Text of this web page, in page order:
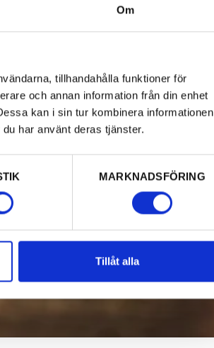
Om
tillhandahålla funktioner för
och annan information från din enhet
kan i sin tur kombinera informationen
har använt deras tjänster.
MARKNADSFÖRING
Tillåt alla